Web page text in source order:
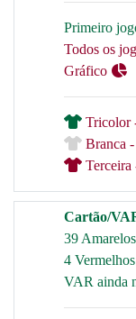
Primeiro
Todos os
Gráfico
Tricolor
Branca
Terceira
Cartão/
39 Amarelos
4 Vermelhos
VAR ainda